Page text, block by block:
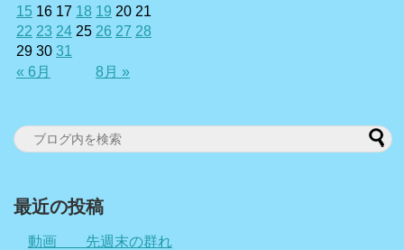
« 6月 8月 »
15 16 17 18 19 20 21
22 23 24 25 26 27 28
29 30 31
最近の投稿
動画 先週末の群れ